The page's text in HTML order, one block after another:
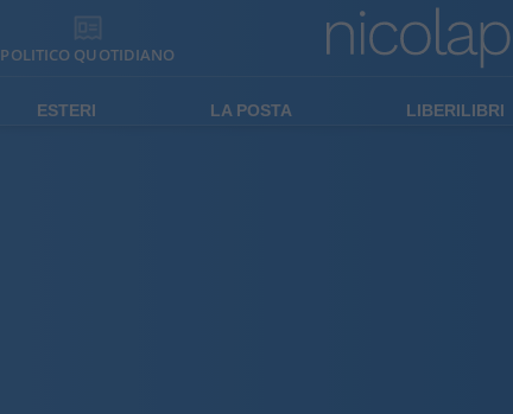
POLITICO QUOTIDIANO
ESTERI LA POSTA LIBERILIBRI